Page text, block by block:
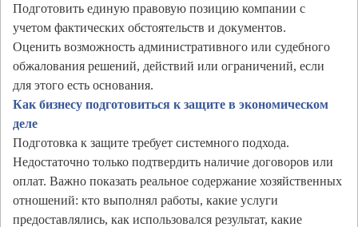
Подготовить единую правовую позицию компании с
учетом фактических обстоятельств и документов.
Оценить возможность административного или судебного
обжалования решений, действий или ограничений, если
для этого есть основания.
Как бизнесу подготовиться к защите в экономическом
деле
Подготовка к защите требует системного подхода.
Недостаточно только подтвердить наличие договоров или
оплат. Важно показать реальное содержание хозяйственных
отношений: кто выполнял работы, какие услуги
предоставлялись, как использовался результат, какие